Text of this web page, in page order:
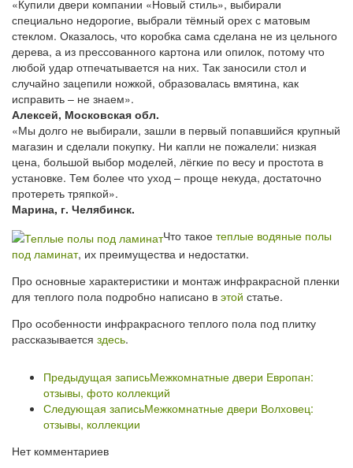
«Купили двери компании «Новый стиль», выбирали
специально недорогие, выбрали тёмный орех с матовым
стеклом. Оказалось, что коробка сама сделана не из цельного
дерева, а из прессованного картона или опилок, потому что
любой удар отпечатывается на них. Так заносили стол и
случайно зацепили ножкой, образовалась вмятина, как
исправить – не знаем».
Алексей, Московская обл.
«Мы долго не выбирали, зашли в первый попавшийся крупный
магазин и сделали покупку. Ни капли не пожалели: низкая
цена, большой выбор моделей, лёгкие по весу и простота в
установке. Тем более что уход – проще некуда, достаточно
протереть тряпкой».
Марина, г. Челябинск.
Что такое теплые водяные полы
под ламинат, их преимущества и недостатки.
Про основные характеристики и монтаж инфракрасной пленки
для теплого пола подробно написано в этой статье.
Про особенности инфракрасного теплого пола под плитку
рассказывается здесь.
Предыдущая записьМежкомнатные двери Европан:
отзывы, фото коллекций
Следующая записьМежкомнатные двери Волховец:
отзывы, коллекции
Нет комментариев